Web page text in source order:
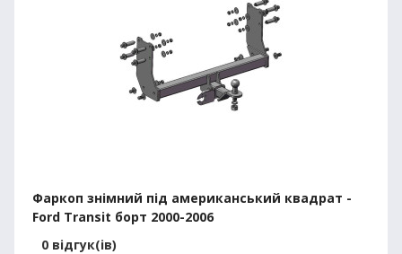
Фаркоп знімний під американський квадрат -
Ford Transit борт 2000-2006
0 відгук(ів)